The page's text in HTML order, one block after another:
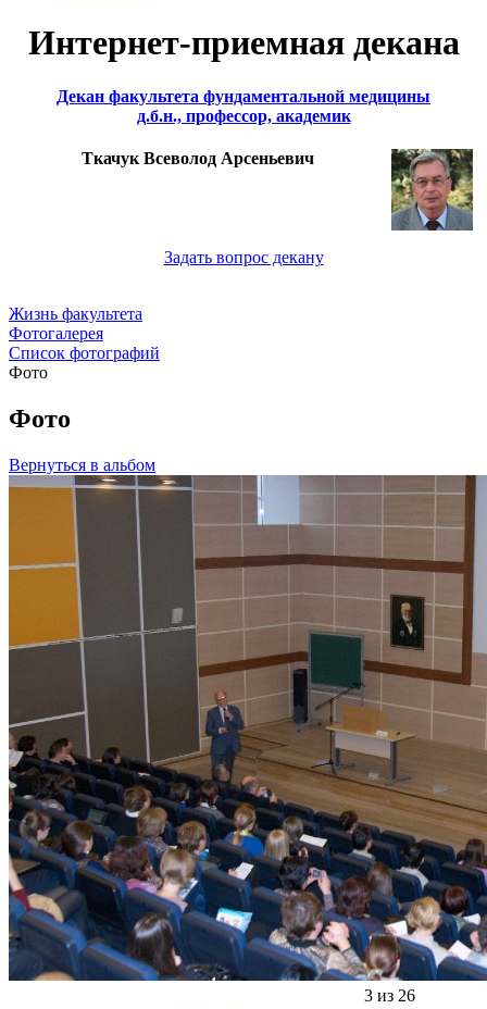
Интернет-приемная декана
Декан факультета фундаментальной медицины
д.б.н., профессор, академик
Ткачук Всеволод Арсеньевич
Задать вопрос декану
Жизнь факультета
Фотогалерея
Список фотографий
Фото
Фото
Вернуться в альбом
3 из 26